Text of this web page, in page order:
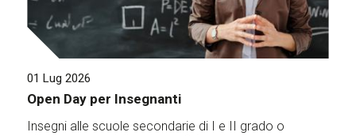
01 Lug 2026
Open Day per Insegnanti
Insegni alle scuole secondarie di I e II grado o